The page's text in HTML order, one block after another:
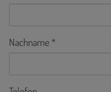
Nachname